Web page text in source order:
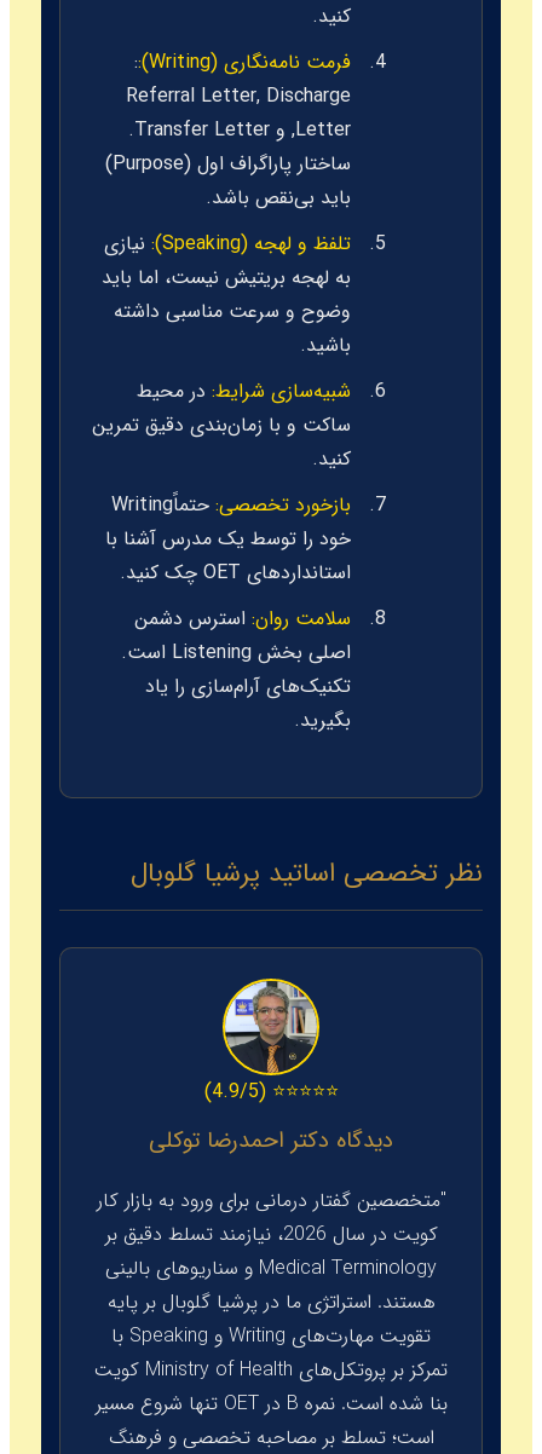
کنید.
فرمت نامه‌نگاری (Writing):
:
Referral Letter, Discharge
Letter, و Transfer Letter.
ساختار پاراگراف اول (Purpose)
باید بی‌نقص باشد.
تلفظ و لهجه (Speaking):
نیازی
به لهجه بریتیش نیست، اما باید
وضوح و سرعت مناسبی داشته
باشید.
شبیه‌سازی شرایط:در محیط
ساکت و با زمان‌بندی دقیق تمرین
کنید.
بازخورد تخصصی:
حتماًWriting
خود را توسط یک مدرس آشنا با
استانداردهای OET چک کنید.
سلامت روان:استرس دشمن
اصلی بخش Listening است.
تکنیک‌های آرام‌سازی را یاد
بگیرید.
نظر تخصصی اساتید پرشیا گلوبال
⭐⭐⭐⭐⭐ (4.9/5)
دیدگاه دکتر احمدرضا توکلی
"متخصصین گفتار درمانی برای ورود به بازار کار
کویت در سال 2026، نیازمند تسلط دقیق بر
Medical Terminology و سناریوهای بالینی
هستند. استراتژی ما در پرشیا گلوبال بر پایه
تقویت مهارت‌های Writing و Speaking با
تمرکز بر پروتکل‌های Ministry of Health کویت
بنا شده است. نمره B در OET تنها شروع مسیر
است؛ تسلط بر مصاحبه تخصصی و فرهنگ